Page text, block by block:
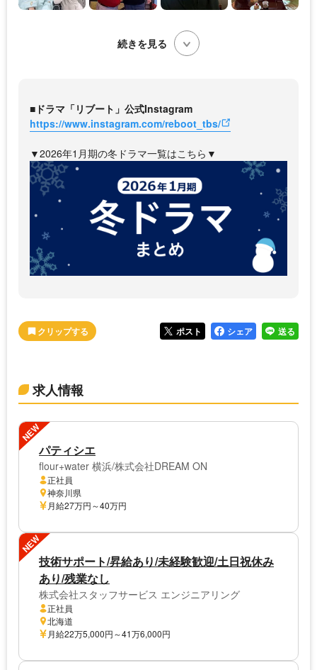
続きを見る
■ドラマ「リブート」公式Instagram
https://www.instagram.com/reboot_tbs/
▼2026年1月期の冬ドラマ一覧はこちら▼
ポスト シェア 送る
求人情報
NEW
パティシエ
flour+water 横浜/株式会社DREAM ON
正社員
神奈川県
月給27万円～40万円
NEW
技術サポート/昇給あり/未経験歓迎/土日祝休み
あり/残業なし
株式会社スタッフサービス エンジニアリング
正社員
北海道
月給22万5,000円～41万6,000円